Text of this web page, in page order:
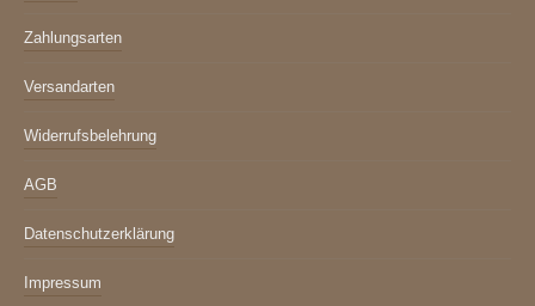
Zahlungsarten
Versandarten
Widerrufsbelehrung
AGB
Datenschutzerklärung
Impressum